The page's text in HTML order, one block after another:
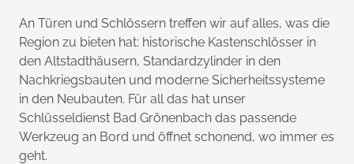
An Türen und Schlössern treffen wir auf alles, was die
Region zu bieten hat: historische Kastenschlösser in
den Altstadthäusern, Standardzylinder in den
Nachkriegsbauten und moderne Sicherheitssysteme
in den Neubauten. Für all das hat unser
Schlüsseldienst Bad Grönenbach das passende
Werkzeug an Bord und öffnet schonend, wo immer es
geht.